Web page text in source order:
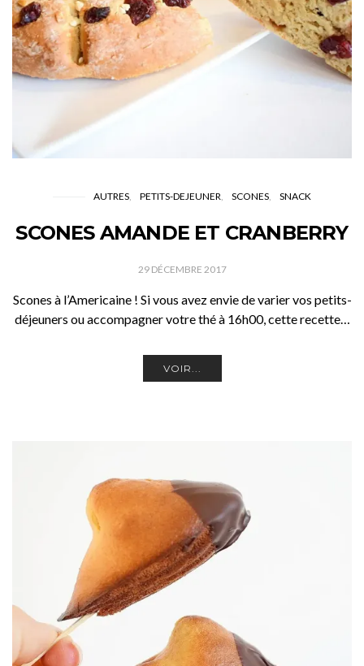
AUTRES PETITS-DEJEUNER SCONES SNACK
SCONES AMANDE ET CRANBERRY
29 DÉCEMBRE 2017
Scones à l’Americaine ! Si vous avez envie de varier vos petits-
déjeuners ou accompagner votre thé à 16h00, cette recette…
VOIR...